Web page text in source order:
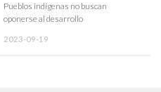
Pueblos indígenas no buscan
oponerse al desarrollo
2023-09-19